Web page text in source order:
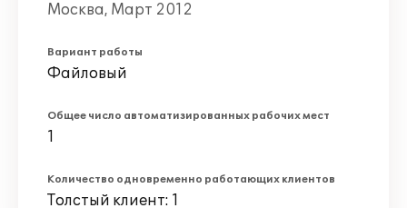
Москва, Март 2012
Вариант работы
Файловый
Общее число автоматизированных рабочих мест
1
Количество одновременно работающих клиентов
Толстый клиент: 1